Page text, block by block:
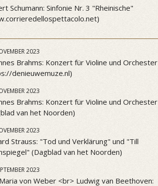
Schumann: Sinfonie Nr. 3 "Rheinische"
2023
Brahms: Konzert für Violine und Orchester
denieuwemuze.nl)
2023
Brahms: Konzert für Violine und Orchester
van het Noorden)
2023
Strauss: "Tod und Verklärung" und "Till
(Dagblad van het Noorden)
2023
von Weber <br> Ludwig van Beethoven: